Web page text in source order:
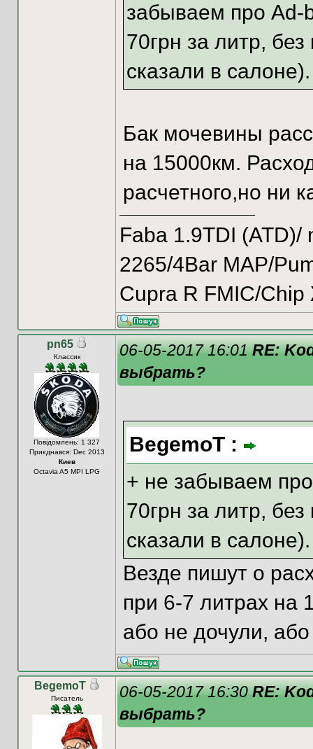
забываем про Ad-
70грн за литр, без
сказали в
Бак мочевины
на 15000км.
расчетного,но ни
Faba 1.9TDI (ATD)/
2265/4Bar MAP/
Cupra R FMIC/
pn65
Классик
Повідомлень: 1 327
Приєднався: Dec 2013
Киев
Octavia A5 MPI LPG
06-05-2017 16:01RE:
выбрать?
BegemoT :
+ не забываем
70грн за литр, без
сказали в
Везде пишут о
при 6-7 литрах на
або не дочули,
BegemoT
Писатель 06-05-2017 16:30RE:
выбрать?